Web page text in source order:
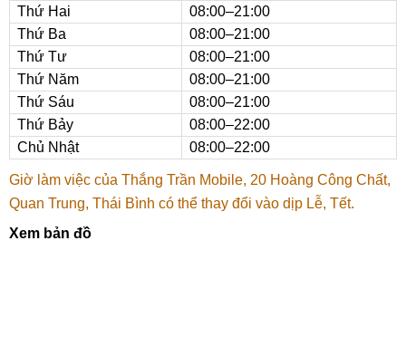
Thứ Hai
08:00–21:00
Thứ Ba
08:00–21:00
Thứ Tư
08:00–21:00
Thứ Năm
08:00–21:00
Thứ Sáu
08:00–21:00
Thứ Bảy
08:00–22:00
Chủ Nhật
08:00–22:00
Giờ làm việc của Thắng Trần Mobile, 20 Hoàng Công Chất,
Quan Trung, Thái Bình có thể thay đổi vào dịp Lễ, Tết.
Xem bản đồ